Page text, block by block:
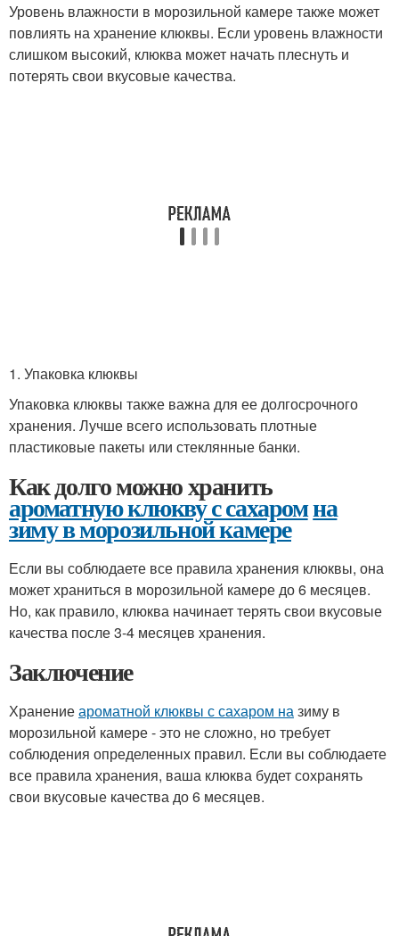
Уровень влажности в морозильной камере также может
повлиять на хранение клюквы. Если уровень влажности
слишком высокий, клюква может начать плеснуть и
потерять свои вкусовые качества.
1. Упаковка клюквы
Упаковка клюквы также важна для ее долгосрочного
хранения. Лучше всего использовать плотные
пластиковые пакеты или стеклянные банки.
Как долго можно хранить
ароматную клюкву с сахаромна
зиму в морозильной камере
Если вы соблюдаете все правила хранения клюквы, она
может храниться в морозильной камере до 6 месяцев.
Но, как правило, клюква начинает терять свои вкусовые
качества после 3-4 месяцев хранения.
Заключение
Хранениеароматной клюквы с сахаром назиму в
морозильной камере - это не сложно, но требует
соблюдения определенных правил. Если вы соблюдаете
все правила хранения, ваша клюква будет сохранять
свои вкусовые качества до 6 месяцев.